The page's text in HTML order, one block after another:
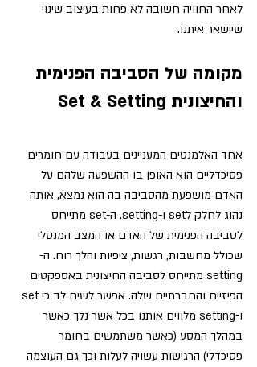
לאחר החוויה חשובה לא פחות בעיצוב שינוי
שיישאר איתנו.
מקומה של הסביבה הפנימית
והחיצונית Set & Setting
אחד האלמנטים המעניינים בעבודה עם חומרים
פסיכדליים הוא האופן בו ההשפעה שלהם על
האדם מושפעת מהסביבה בה הוא נמצא, אותה
נהוג לחלק לset ו-setting. ה-set מתייחס
לסביבה הפנימית של האדם או המצב המנטלי
שכולל מחשבות, רגשות, ציפיות והלך רוח. ה-
setting מתייחס לסביבה החיצונית באספקטים
ו-setting מלווים אותנו בכל אשר נלך כאשר
במהלך המסע (כאשר משתמשים בחומר
פסיכדלי) הרגישות עשויה לעלות וכך גם העוצמה